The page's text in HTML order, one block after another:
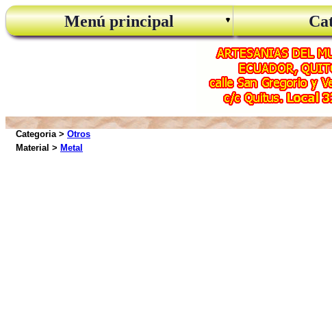
Menú principal
Categoria > Otros
Material > Metal